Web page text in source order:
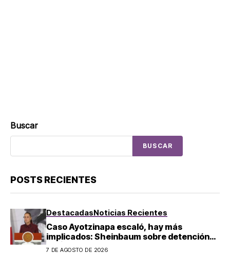
Buscar
BUSCAR
POSTS RECIENTES
DestacadasNoticias Recientes
Caso Ayotzinapa escaló, hay más
implicados: Sheinbaum sobre detención
de Ángel Aguirre
7 DE AGOSTO DE 2026